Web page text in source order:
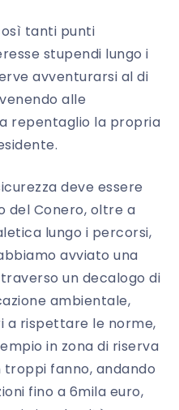
tanti punti
stupendi lungo i
avventurarsi al di
alle
repentaglio la propria
deve essere
del Conero, oltre a
lungo i percorsi,
avviato una
un decalogo di
ambientale,
a rispettare le norme,
in zona di riserva
fanno, andando
fino a 6mila euro,